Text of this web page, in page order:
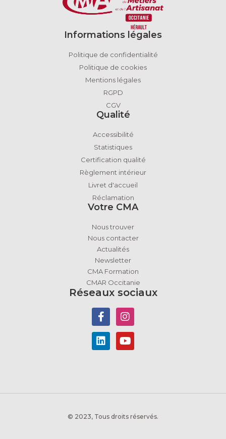
Informations légales
Politique de confidentialité
Politique de cookies
Mentions légales
RGPD
CGV
Qualité
Accessibilité
Statistiques
Certification qualité
Règlement intérieur
Livret d'accueil
Réclamation
Votre CMA
Nous trouver
Nous contacter
Actualités
Newsletter
CMA Formation
CMAR Occitanie
Réseaux sociaux
© 2023, Tous droits réservés.